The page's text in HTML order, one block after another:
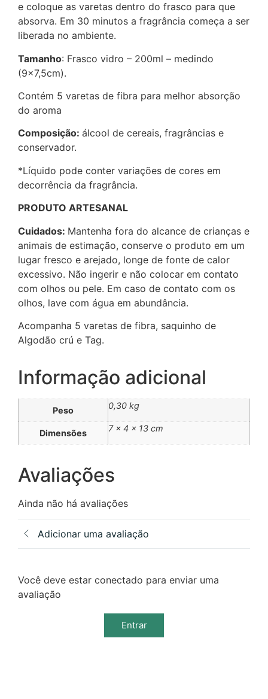
e coloque as varetas dentro do frasco para que
absorva. Em 30 minutos a fragrância começa a ser
liberada no ambiente.
Tamanho: Frasco vidro – 200ml – medindo
(9×7,5cm).
Contém 5 varetas de fibra para melhor absorção
do aroma
Composição: álcool de cereais, fragrâncias e
conservador.
*Líquido pode conter variações de cores em
decorrência da fragrância.
PRODUTO ARTESANAL
Cuidados: Mantenha fora do alcance de crianças e
animais de estimação, conserve o produto em um
lugar fresco e arejado, longe de fonte de calor
excessivo. Não ingerir e não colocar em contato
com olhos ou pele. Em caso de contato com os
olhos, lave com água em abundância.
Acompanha 5 varetas de fibra, saquinho de
Algodão crú e Tag.
Informação adicional
Peso 0,30 kg
Dimensões 7 × 4 × 13 cm
Avaliações
Ainda não há avaliações
Adicionar uma avaliação
Você deve estar conectado para enviar uma
avaliação
Entrar